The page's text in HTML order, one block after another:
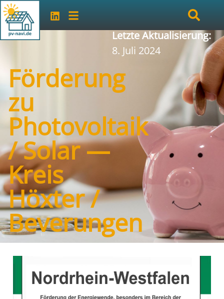
Förderung
zu
Photovoltaik
/ Solar —
Kreis
Höxter /
Beverungen
Letzte Aktualisierung:
8. Juli 2024